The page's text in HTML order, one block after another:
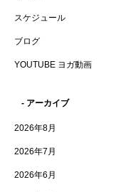
スケジュール
ブログ
YOUTUBE ヨガ動画
- アーカイブ
2026年8月
2026年7月
2026年6月